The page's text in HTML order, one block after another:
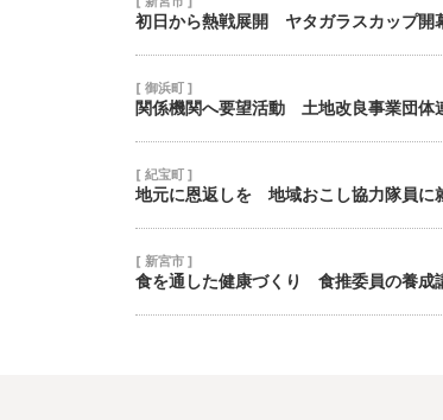
初日から熱戦展開 ヤタガラスカップ
[ 御浜町 ]
関係機関へ要望活動 土地改良事業団体
[ 紀宝町 ]
地元に恩返しを 地域おこし協力隊員
[ 新宮市 ]
食を通した健康づくり 食推委員の養